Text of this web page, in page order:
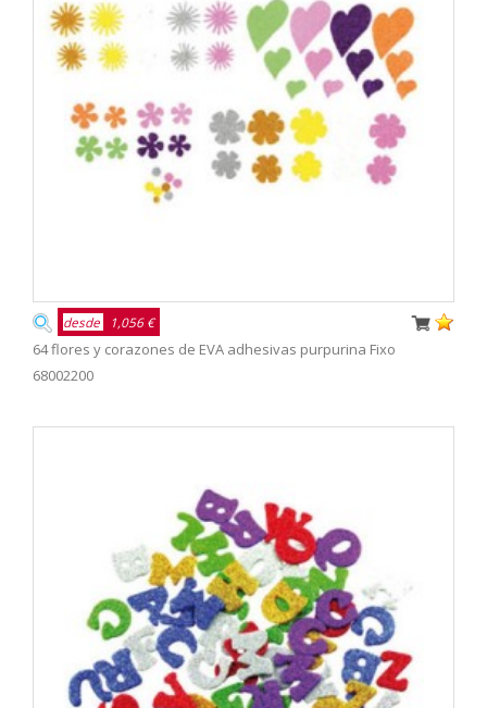
desde 1,056 €
64 flores y corazones de EVA adhesivas purpurina Fixo
68002200